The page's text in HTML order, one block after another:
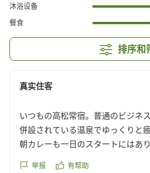
沐浴设备
餐食
排序和
真实住客
いつもの高松常宿。普通のビジネ
併設されている温泉でゆっくりと
朝カレーも一日のスタートにはあり
举报 有帮助